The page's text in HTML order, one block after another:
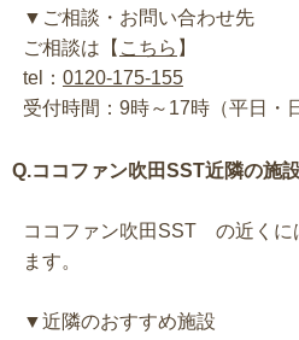
▼ご相談・お問い合わせ先
ご相談は【 こちら 】
tel： 0120-175-155
受付時間：9時～17時（平日・
Q.ココファン吹田SST近隣の施
ココファン吹田SST の近くに
ます。
▼近隣のおすすめ施設